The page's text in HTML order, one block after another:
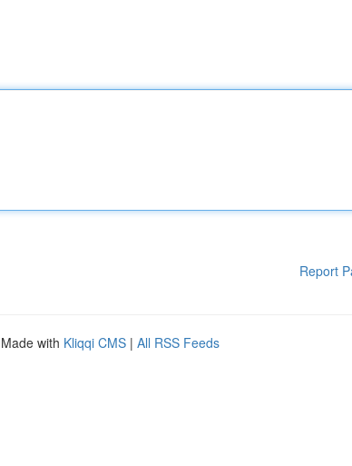
Report
with Kliqqi CMS | All RSS Feeds